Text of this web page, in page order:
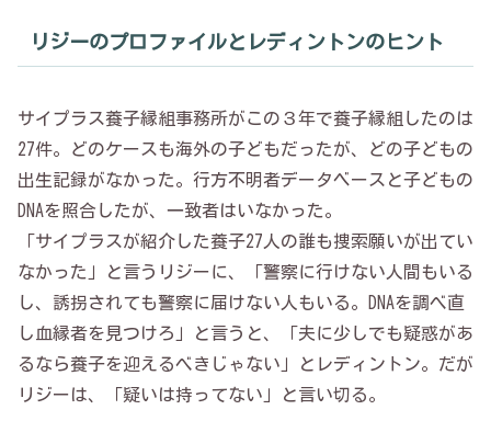
リジーのプロファイルとレディントンのヒント
サイプラス養子縁組事務所がこの３年で養子縁組したのは
27件。どのケースも海外の子どもだったが、どの子どもの
出生記録がなかった。行方不明者データベースと子どもの
DNAを照合したが、一致者はいなかった。
「サイプラスが紹介した養子27人の誰も捜索願いが出てい
なかった」と言うリジーに、「警察に行けない人間もいる
し、誘拐されても警察に届けない人もいる。DNAを調べ直
し血縁者を見つけろ」と言うと、「夫に少しでも疑惑があ
るなら養子を迎えるべきじゃない」とレディントン。だが
リジーは、「疑いは持ってない」と言い切る。